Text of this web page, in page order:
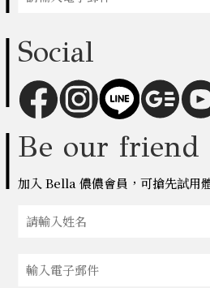
Social
Be our friend
加入 Bella 儂儂會員，可搶先試用